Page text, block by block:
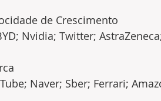
de Crescimento
Nvidia; Twitter;
Naver; Sber; Ferrari;